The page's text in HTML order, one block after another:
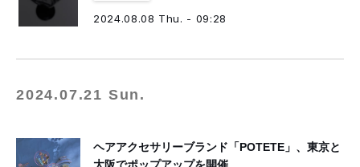
2024.08.08 Thu. - 09:28
2024.07.21 Sun.
ヘアアクセサリーブランド「POTETE」、東京と
大阪でポップアップを開催